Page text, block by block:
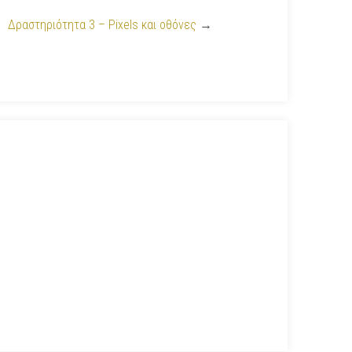
Δραστηριότητα 3 – Pixels και οθόνες →